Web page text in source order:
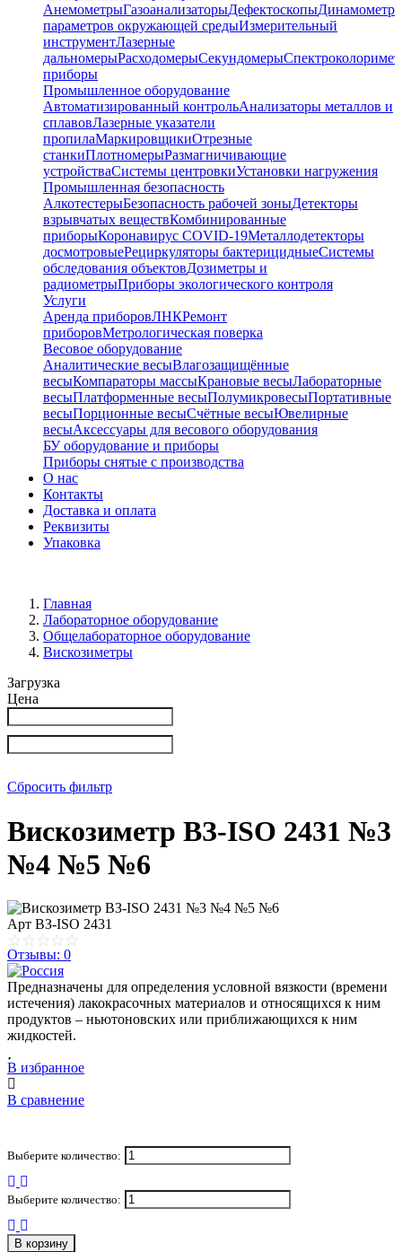
АнемометрыГазоанализаторыДефектоскопы
параметров окружающей средыИзмерительный
инструментЛазерные
дальномерыРасходомерыСекундомеры
приборы
Промышленное оборудование
Автоматизированный контрольАнализаторы металлов и
сплавовЛазерные указатели
пропилаМаркировщикиОтрезные
станкиПлотномерыРазмагничивающие
устройстваСистемы центровкиУстановки нагружения
Промышленная безопасность
АлкотестерыБезопасность рабочей зоныДетекторы
взрывчатых веществКомбинированные
приборыКоронавирус COVID-19Металлодетекторы
досмотровыеРециркуляторы бактерицидныеСистемы
обследования объектовДозиметры и
радиометрыПриборы экологического контроля
Услуги
Аренда приборовЛНКРемонт
приборовМетрологическая поверка
Весовое оборудование
Аналитические весыВлагозащищённые
весыКомпараторы массыКрановые весыЛабораторные
весыПлатформенные весыПолумикровесыПортативные
весыПорционные весыСчётные весыЮвелирные
весыАксессуары для весового оборудования
БУ оборудование и приборы
Приборы снятые с производства
О нас
Контакты
Доставка и оплата
Реквизиты
Упаковка
Главная
Лабораторное оборудование
Общелабораторное оборудование
Вискозиметры
Загрузка
Цена
Сбросить фильтр
Вискозиметр ВЗ-ISO 2431 №3
№4 №5 №6
Арт ВЗ-ISO 2431
Отзывы: 0
Предназначены для определения условной вязкости (времени
истечения) лакокрасочных материалов и относящихся к ним
продуктов – ньютоновских или приближающихся к ним
жидкостей.
В избранное
В сравнение
Выберите количество:
Выберите количество:
В корзину